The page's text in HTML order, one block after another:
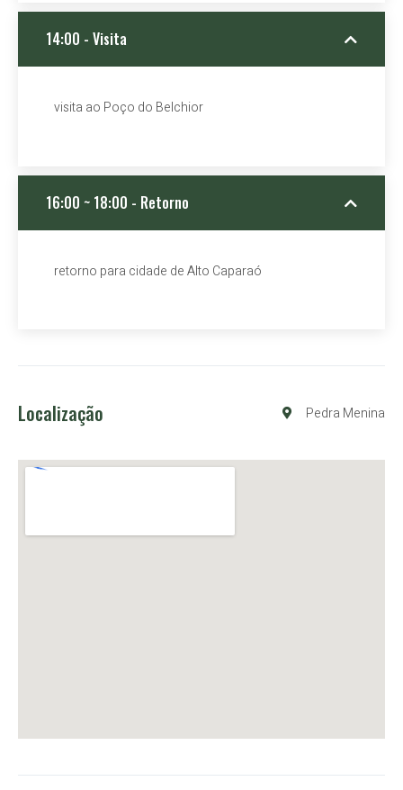
14:00 - Visita
visita ao Poço do Belchior
16:00 ~ 18:00 - Retorno
retorno para cidade de Alto Caparaó
Localização Pedra Menina